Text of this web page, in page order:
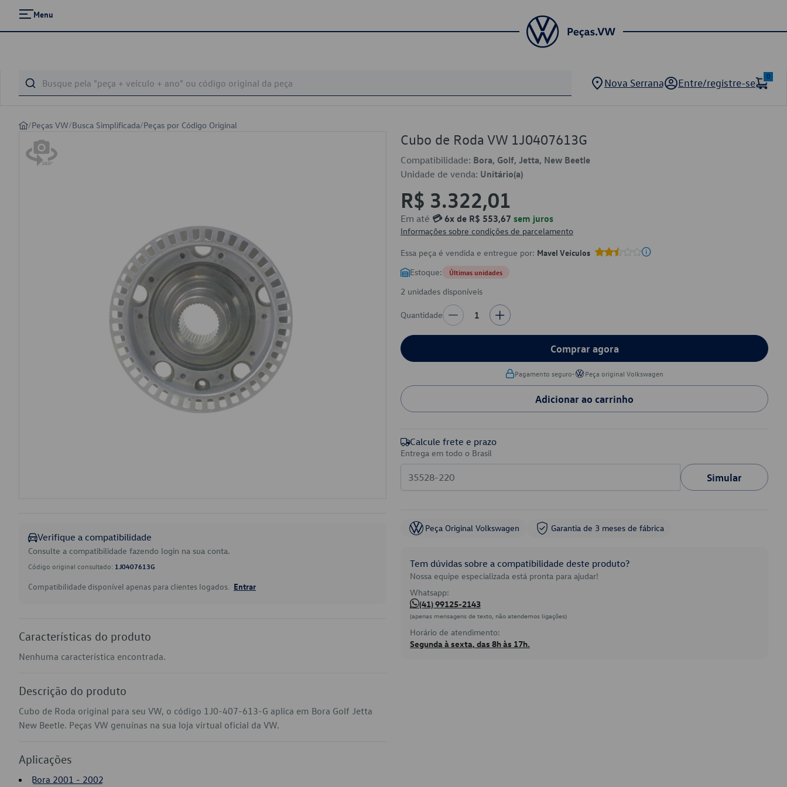
Menu
Nova Serrana Entre/registre-se
0
/Peças VW/Busca Simplificada/Peças por Código Original
Verifique a compatibilidade
Consulte a compatibilidade fazendo login na sua conta.
Código original consultado: 1J0407613G
Compatibilidade disponível apenas para clientes logados. Entrar
Características do produto
Nenhuma característica encontrada.
Descrição do produto
Cubo de Roda original para seu VW, o código 1J0-407-613-G aplica em Bora Golf Jetta
New Beetle. Peças VW genuínas na sua loja virtual oficial da VW.
Aplicações
Bora 2001 - 2002
Cubo de Roda VW 1J0407613G
Compatibilidade: Bora, Golf, Jetta, New Beetle
Unidade de venda: Unitário(a)
R$ 3.322,01
Em até 💳 6x de R$ 553,67 sem juros
Informações sobre condições de parcelamento
Essa peça é vendida e entregue por: Mavel Veículos
Estoque: Últimas unidades
2 unidades disponíveis
Quantidade 1
Comprar agora
Pagamento seguro• Peça original Volkswagen
Adicionar ao carrinho
Calcule frete e prazo
Entrega em todo o Brasil
Simular
Peça Original Volkswagen Garantia de 3 meses de fábrica
Tem dúvidas sobre a compatibilidade deste produto?
Nossa equipe especializada está pronta para ajudar!
Whatsapp:
(41) 99125-2143
(apenas mensagens de texto, não atendemos ligações)
Horário de atendimento:
Segunda à sexta, das 8h às 17h.